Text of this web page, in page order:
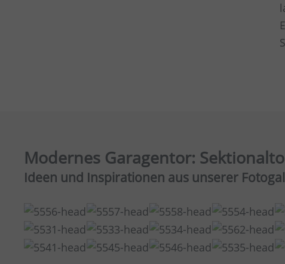
Modernes Garagentor:
Ideen und Inspirationen aus unserer